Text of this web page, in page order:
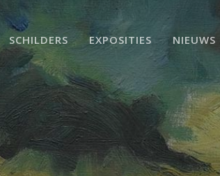
SCHILDERS EXPOSITIES NIEUWS